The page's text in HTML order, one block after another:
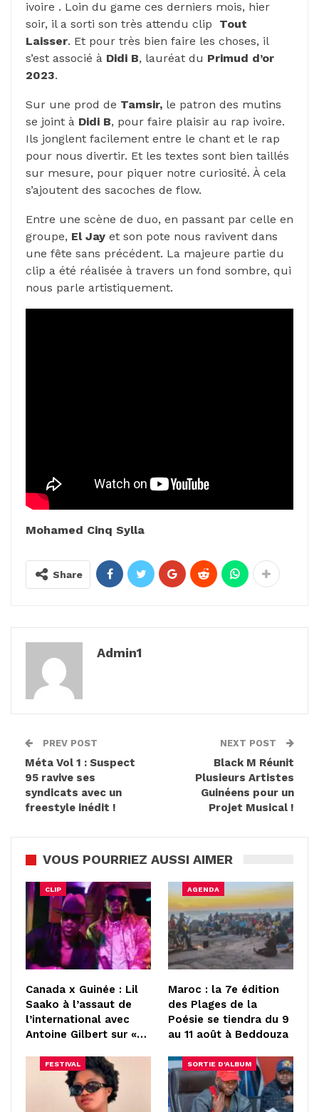
ivoire . Loin du game ces derniers mois, hier
soir, il a sorti son très attendu clip Tout
Laisser. Et pour très bien faire les choses, il
s’est associé à Didi B, lauréat du Primud d’or
2023.
Sur une prod de Tamsir, le patron des mutins
se joint à Didi B, pour faire plaisir au rap ivoire.
Ils jonglent facilement entre le chant et le rap
pour nous divertir. Et les textes sont bien taillés
sur mesure, pour piquer notre curiosité. À cela
s’ajoutent des sacoches de flow.
Entre une scène de duo, en passant par celle en
groupe, El Jay et son pote nous ravivent dans
une fête sans précédent. La majeure partie du
clip a été réalisée à travers un fond sombre, qui
nous parle artistiquement.
Mohamed Cinq Sylla
Share
Admin1
PREV POST
Méta Vol 1 : Suspect
95 ravive ses
syndicats avec un
freestyle inédit !
NEXT POST
Black M Réunit
Plusieurs Artistes
Guinéens pour un
Projet Musical !
VOUS POURRIEZ AUSSI AIMER
CLIP
Canada x Guinée : Lil
Saako à l’assaut de
l’international avec
Antoine Gilbert sur «…
AGENDA
Maroc : la 7e édition
des Plages de la
Poésie se tiendra du 9
au 11 août à Beddouza
FESTIVAL SORTIE D'ALBUM